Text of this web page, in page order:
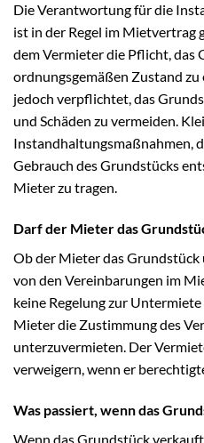
Die Verantwortung für die
ist in der Regel im Mietvertrag
dem Vermieter die Pflicht, das
ordnungsgemäßen Zustand
jedoch verpflichtet, das
und Schäden zu vermeiden.
Instandhaltungsmaßnahmen,
Gebrauch des Grundstücks
Mieter zu tragen.
Darf der Mieter das
Ob der Mieter das
von den Vereinbarungen im
keine Regelung zur
Mieter die Zustimmung des
unterzuvermieten. Der
verweigern, wenn er
Was passiert, wenn das
Wenn das Grundstück